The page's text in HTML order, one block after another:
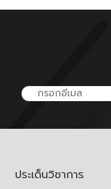
ประเด็นวิชาการ